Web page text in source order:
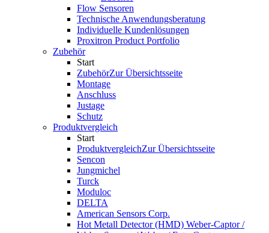
Flow Sensoren
Technische Anwendungsberatung
Individuelle Kundenlösungen
Proxitron Product Portfolio
Zubehör
Start
ZubehörZur Übersichtsseite
Montage
Anschluss
Justage
Schutz
Produktvergleich
Start
ProduktvergleichZur Übersichtsseite
Sencon
Jungmichel
Turck
Moduloc
DELTA
American Sensors Corp.
Hot Metall Detector (HMD) Weber-Captor /